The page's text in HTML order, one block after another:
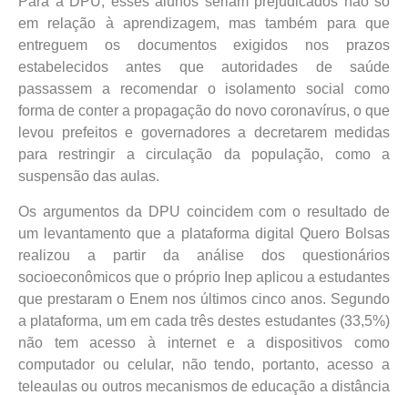
em relação à aprendizagem, mas também para que
entreguem os documentos exigidos nos prazos
estabelecidos antes que autoridades de saúde
passassem a recomendar o isolamento social como
forma de conter a propagação do novo coronavírus, o que
levou prefeitos e governadores a decretarem medidas
para restringir a circulação da população, como a
suspensão das aulas.
Os argumentos da DPU coincidem com o resultado de
um levantamento que a plataforma digital Quero Bolsas
realizou a partir da análise dos questionários
socioeconômicos que o próprio Inep aplicou a estudantes
que prestaram o Enem nos últimos cinco anos. Segundo
a plataforma, um em cada três destes estudantes (33,5%)
não tem acesso à internet e a dispositivos como
computador ou celular, não tendo, portanto, acesso a
teleaulas ou outros mecanismos de educação a distância